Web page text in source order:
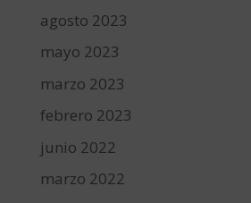
agosto 2023
mayo 2023
marzo 2023
febrero 2023
junio 2022
marzo 2022